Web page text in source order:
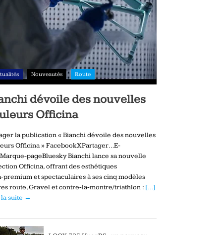
Nouveautés Route
dévoile des nouvelles
Officina
la publication « Bianchi dévoile des nouvelles
Officina » FacebookXPartager…E-
pageBluesky Bianchi lance sa nouvelle
Officina, offrant des esthétiques
et spectaculaires à ses cinq modèles
route, Gravel et contre‑la‑montre/triathlon : […]
suite →